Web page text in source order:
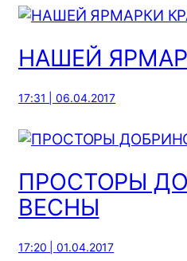
НАШЕЙ
17:31 | 06.04.2017
ПРОСТОРЫ
ВЕСНЫ
17:20 | 01.04.2017